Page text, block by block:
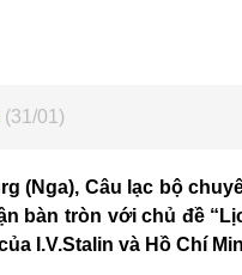
(31/01)
(Nga), Câu lạc bộ
bàn tròn với chủ đề
I.V.Stalin và Hồ Chí